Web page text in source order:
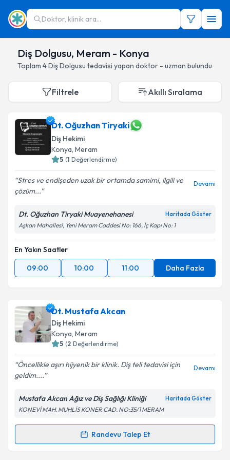
Doktor, klinik ara...
Diş Dolgusu, Meram - Konya
Toplam 4Diş Dolgusu tedavisi yapan doktor - uzman bulundu
Filtrele Akıllı Sıralama
Dt. Oğuzhan Tiryaki
Diş Hekimi
Konya, Meram
5 (1 Değerlendirme)
Stres ve endişeden uzak bir ortamda samimi, ilgili ve
çözüm...
Devamı
Dt. Oğuzhan Tiryaki Muayenehanesi Haritada Göster
Aşkan Mahallesi, Yeni Meram Caddesi No: 166, İç Kapı No: 1
En Yakın Saatler
09:00
10:00 11:00 Daha Fazla
Dt. Mustafa Akcan
Diş Hekimi
Konya, Meram
5 (2 Değerlendirme)
Öncellikle aşırı hijyenik bir klinik. Diş teli tedavisi için
geldim....
Devamı
Mustafa Akcan Ağız ve Diş Sağlığı Kliniği Haritada Göster
KONEVİ MAH. MUHLİS KONER CAD. NO:35/1 MERAM
Randevu Talep Et
Randevu Takvimi Talebi